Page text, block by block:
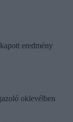
eredmény
oklevélben